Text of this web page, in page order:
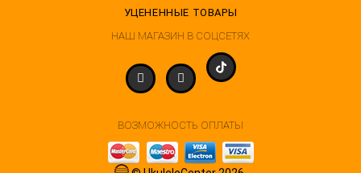
УЦЕНЕННЫЕ ТОВАРЫ
НАШ МАГАЗИН В СОЦСЕТЯХ
ВОЗМОЖНОСТЬ ОПЛАТЫ